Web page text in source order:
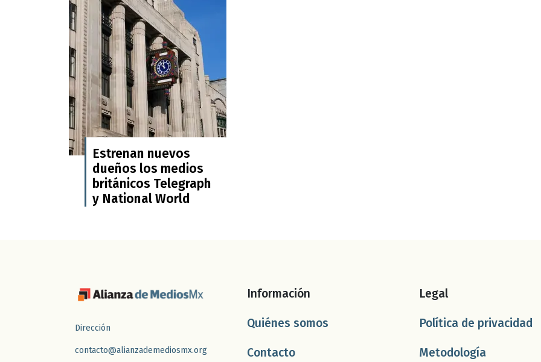
Estrenan nuevos
dueños los medios
británicos Telegraph
y National World
Dirección
contacto@alianzademediosmx.org
Información
Quiénes somos
Contacto
Legal
Política de privacidad
Metodología